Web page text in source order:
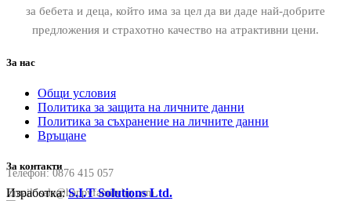
за бебета и деца, който има за цел да ви даде най-добрите
предложения и страхотно качество на атрактивни цени.
За нас
Общи условия
Политика за защита на личните данни
Политика за съхранение на личните данни
Връщане
За контакти
Телефон:0876 415 057
Email:sale@happyfamilybg.com
Изработка:S.I.T Solutions Ltd.